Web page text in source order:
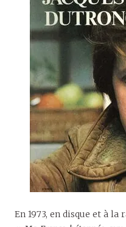
En 1973, en disque et à la